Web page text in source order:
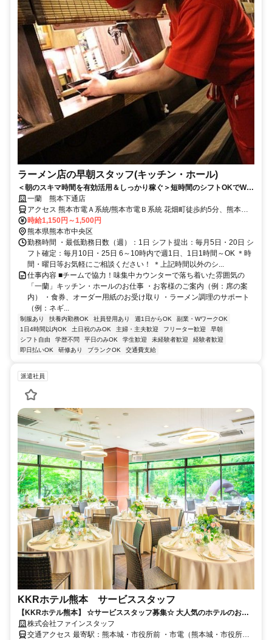
ラーメン店の早朝スタッフ(キッチン・ホール)
＜朝のスキマ時間を有効活用＆しっかり稼ぐ＞短時間のシフトOKでWワ
ークにもオススメ♪髪色自由！
一蘭 熊本下通店
アクセス 熊本市電Ａ系統/熊本市電Ｂ系統 花畑町徒歩約5分、熊本市
電Ａ系統/熊本市電Ｂ系統 通町筋徒歩約5分、熊本市電Ｂ系統 辛島町
徒歩約7分 「熊本城前電停」徒歩5分/銀座通り下通アーケード～国道
3号線方面へ30ｍ/市営バス「下通筋」徒歩1分
時給1,150円～1,500円
熊本県熊本市中央区
勤務時間 ・最低勤務日数（週）：1日 シフト提出：毎月5日・20日 シ
フト確定：毎月10日・25日 6～10時内で週1日、1日1時間～OK ＊時
間・曜日等お気軽にご相談ください！ ＊上記時間以外のシ...
仕事内容 ■チームで協力！味集中カウンターで落ち着いた雰囲気の
「一蘭」キッチン・ホールのお仕事 ・お客様のご案内（例：席の案
内） ・食券、オーダー用紙のお受け取り ・ラーメン調理のサポート
（例：ネギ...
制服あり 扶養内勤務OK 社員登用あり 週1日からOK
副業・WワークOK
1日4時間以内OK
土日祝のみOK 主婦・主夫歓迎 フリーター歓迎
早朝
シフト自由
学歴不問 平日のみOK 学生歓迎 未経験者歓迎
経験者歓迎
即日払いOK
研修あり ブランクOK 交通費支給
派遣社員
KKRホテル熊本 サービススタッフ
【KKRホテル熊本】 ☆サービススタッフ募集☆ 大人気のホテルのお仕
事！ 未経験者・友達同士の応募大歓迎！！
株式会社ファインスタッフ
交通アクセス 最寄駅：熊本城・市役所前 ・市電（熊本城・市役所前